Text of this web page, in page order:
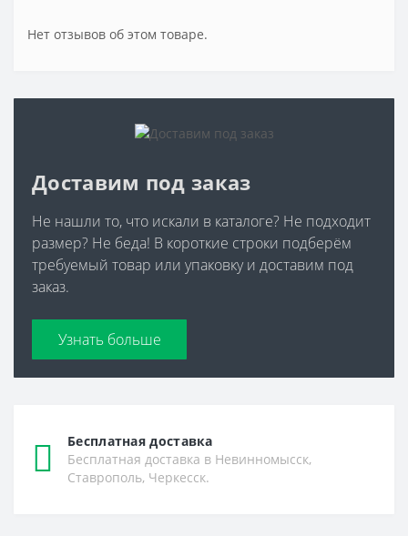
Нет отзывов об этом товаре.
Доставим под заказ
Не нашли то, что искали в каталоге? Не подходит
размер? Не беда! В короткие строки подберём
требуемый товар или упаковку и доставим под
заказ.
Узнать больше
Бесплатная доставка
Бесплатная доставка в Невинномысск,
Ставрополь, Черкесск.